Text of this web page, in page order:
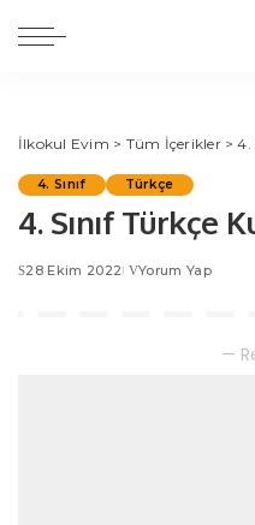
İlkokul Evim > Tüm İçerikler>4.
4. Sınıf Türkçe
4. Sınıf Türkçe
28 Ekim 2022 Yorum Yap
—